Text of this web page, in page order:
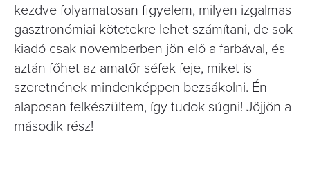
kezdve folyamatosan figyelem, milyen izgalmas
gasztronómiai kötetekre lehet számítani, de sok
kiadó csak novemberben jön elő a farbával, és
aztán főhet az amatőr séfek feje, miket is
szeretnének mindenképpen bezsákolni. Én
alaposan felkészültem, így tudok súgni! Jöjjön a
második rész!